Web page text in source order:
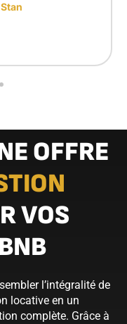
OFFRE
VOS
l’intégralité de
locative en un
complète. Grâce à